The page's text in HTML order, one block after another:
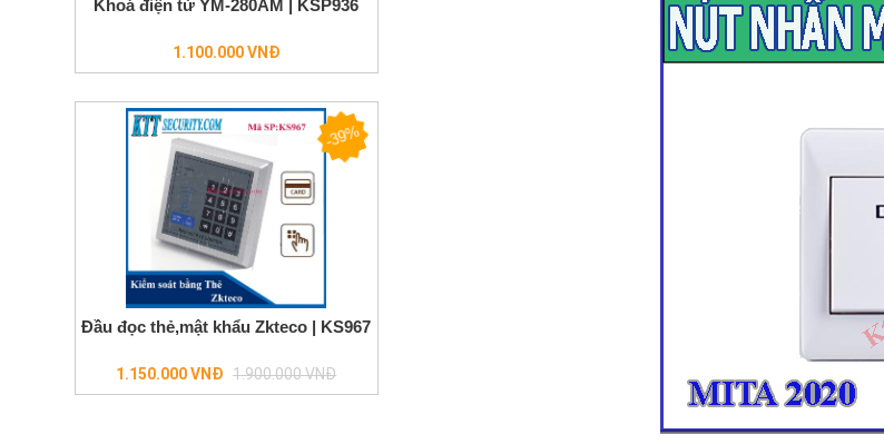
Khoá điện từ YM-280AM | KSP936
1.100.000 VNĐ
-39%
Đầu đọc thẻ,mật khẩu Zkteco | KS967
1.150.000 VNĐ Regular
price
1.900.000 VNĐ